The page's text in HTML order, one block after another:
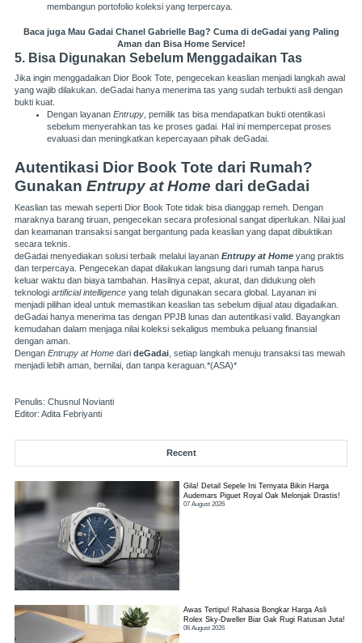
membangun portofolio koleksi yang terpercaya.
Baca juga Mau Gadai Chanel Gabrielle Bag? Cuma di deGadai yang Paling
Aman dan Bisa Home Service!
5. Bisa Digunakan Sebelum Menggadaikan Tas
Jika ingin menggadaikan Dior Book Tote, pengecekan keaslian menjadi langkah awal
yang wajib dilakukan. deGadai hanya menerima tas yang sudah terbukti asli dengan
bukti kuat.
Dengan layanan Entrupy , pemilik tas bisa mendapatkan bukti otentikasi
sebelum menyerahkan tas ke proses gadai. Hal ini mempercepat proses
evaluasi dan meningkatkan kepercayaan pihak deGadai.
Autentikasi Dior Book Tote dari Rumah?
Gunakan Entrupy at Home dari deGadai
Keaslian tas mewah seperti Dior Book Tote tidak bisa dianggap remeh. Dengan
maraknya barang tiruan, pengecekan secara profesional sangat diperlukan. Nilai jual
dan keamanan transaksi sangat bergantung pada keaslian yang dapat dibuktikan
secara teknis.
deGadai menyediakan solusi terbaik melalui layanan Entrupy at Home yang praktis
dan terpercaya. Pengecekan dapat dilakukan langsung dari rumah tanpa harus
keluar waktu dan biaya tambahan. Hasilnya cepat, akurat, dan didukung oleh
teknologi artificial intelligence yang telah digunakan secara global. Layanan ini
menjadi pilihan ideal untuk memastikan keaslian tas sebelum dijual atau digadaikan.
deGadai hanya menerima tas dengan PPJB lunas dan autentikasi valid. Bayangkan
kemudahan dalam menjaga nilai koleksi sekaligus membuka peluang finansial
dengan aman.
Dengan Entrupy at Home dari deGadai , setiap langkah menuju transaksi tas mewah
menjadi lebih aman, bernilai, dan tanpa keraguan.*(ASA)*
Penulis: Chusnul Novianti
Editor: Adita Febriyanti
Recent
Gila! Detail Sepele Ini Ternyata Bikin Harga
Audemars Piguet Royal Oak Melonjak Drastis!
07 August 2026
Awas Tertipu! Rahasia Bongkar Harga Asli
Rolex Sky-Dweller Biar Gak Rugi Ratusan Juta!
06 August 2026